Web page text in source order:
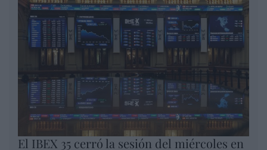
El IBEX 35 cerró la sesión del miércoles en